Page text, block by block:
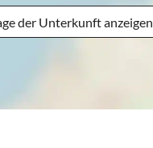
der Unterkunft anzeigen